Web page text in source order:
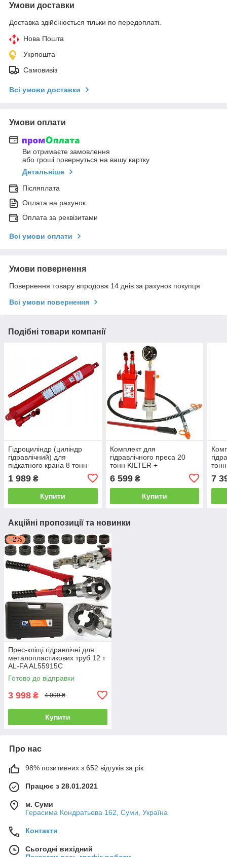
Умови доставки
Доставка здійснюється тільки по передоплаті.
Нова Пошта
Укрпошта
Самовивіз
Всі умови доставки
Умови оплати
Ви отримаєте замовлення
або гроші повернуться на вашу картку
Детальніше
Післяплата
Оплата на рахунок
Оплата за реквізитами
Всі умови оплати
Умови повернення
Повернення товару впродовж 14 днів за рахунок покупця
Всі умови повернення
Подібні товари компанії
Гідроциліндр (циліндр
гідравлічний) для
підкатного крана 8 тонн
1 989 ₴
Купити
Комплект для
гідравлічного преса 20
тонн KILTER +
двоштоковий насос
CARMAX (K-20T+DYV20T)
6 599₴
Купити
7
Акційні пропозиції та новинки
–2%
Прес-кліщі гідравлічні для
металопластикових труб 12 т
AL-FA AL55915C
Готово до відправки
3 998 ₴ 4 099 ₴
Купити
Про нас
98% позитивних з 652 відгуків за рік
Працює з 28.01.2021
м. Суми
Герасима Кондратьева 162, Суми, Україна
Контакти
Сьогодні вихідний